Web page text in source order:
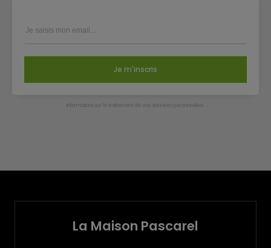
Je m'inscris
Infor­ma­tions sur le trai­te­ment de vos don­nées per­son­nelles.
La Maison Pascarel